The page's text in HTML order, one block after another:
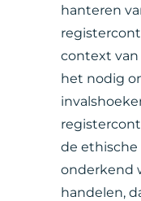
hanteren
context van
het nodig
de ethische
onderkend
handelen,